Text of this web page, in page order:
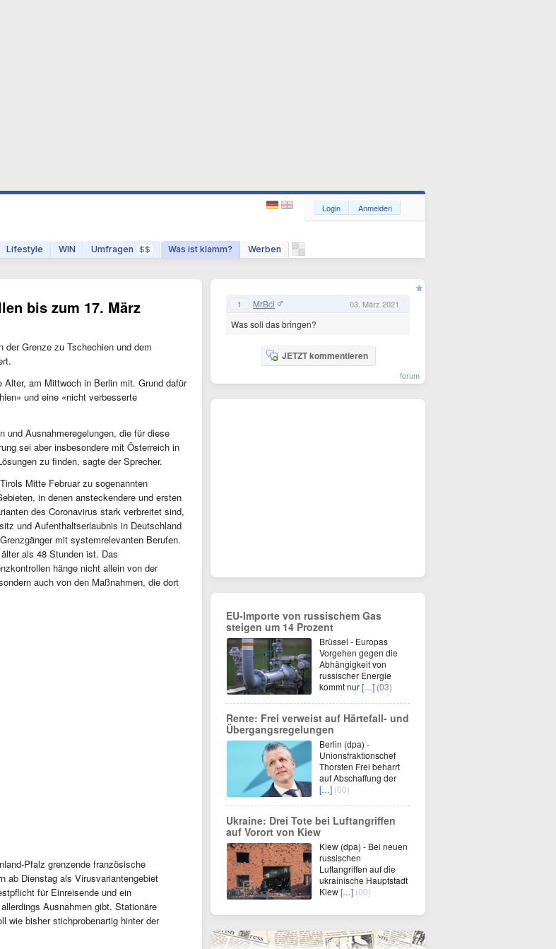
Lifestyle WIN Umfragen $$ Was ist klamm? Werben
Login Anmelden
bis zum 17. März
der Grenze zu Tschechien und dem
am Mittwoch in Berlin mit. Grund dafür
und eine «nicht verbesserte
und Ausnahmeregelungen, die für diese
sei aber insbesondere mit Österreich in
zu finden, sagte der Sprecher.
Mitte Februar zu sogenannten
in denen ansteckendere und ersten
des Coronavirus stark verbreitet sind,
und Aufenthaltserlaubnis in Deutschland
mit systemrelevanten Berufen.
als 48 Stunden ist. Das
hänge nicht allein von der
auch von den Maßnahmen, die dort
Pfalz grenzende französische
ab Dienstag als Virusvariantengebiet
für Einreisende und ein
Ausnahmen gibt. Stationäre
wie bisher stichprobenartig hinter der
1 MrBci 03. März 2021
Was soll das bringen?
JETZT kommentieren
forum
EU-Importe von russischem Gas
steigen um 14 Prozent
Brüssel - Europas
Vorgehen gegen die
Abhängigkeit von
russischer Energie
kommt nur[…] (03)
Rente: Frei verweist auf Härtefall- und
Übergangsregelungen
Berlin (dpa) -
Unionsfraktionschef
Thorsten Frei beharrt
auf Abschaffung der
[…] (00)
Ukraine: Drei Tote bei Luftangriffen
auf Vorort von Kiew
Kiew (dpa) - Bei neuen
russischen
Luftangriffen auf die
ukrainische Hauptstadt
Kiew[…] (00)